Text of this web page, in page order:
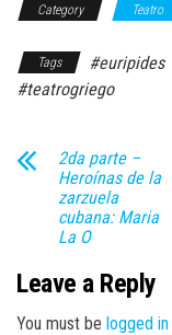
Category Teatro
Tags #euripides
#teatrogriego
2da parte –
Heroínas de la
zarzuela
cubana: Maria
La O
Leave a Reply
You must be logged in